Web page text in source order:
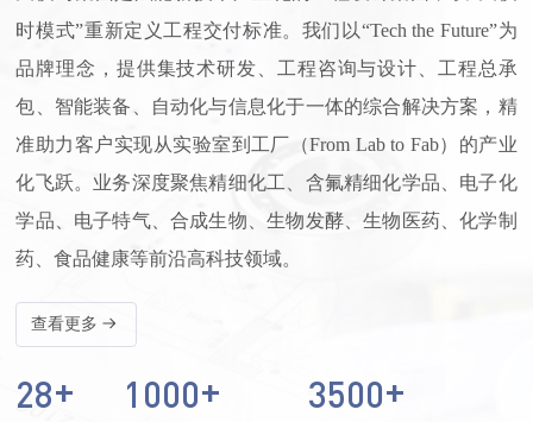
时模式”重新定义工程交付标准。我们以“Tech the Future”为
品牌理念，提供集技术研发、工程咨询与设计、工程总承
包、智能装备、自动化与信息化于一体的综合解决方案，精
准助力客户实现从实验室到工厂（From Lab to Fab）的产业
化飞跃。业务深度聚焦精细化工、含氟精细化学品、电子化
学品、电子特气、合成生物、生物发酵、生物医药、化学制
药、食品健康等前沿高科技领域。
查看更多
28+ 1000+ 3500+